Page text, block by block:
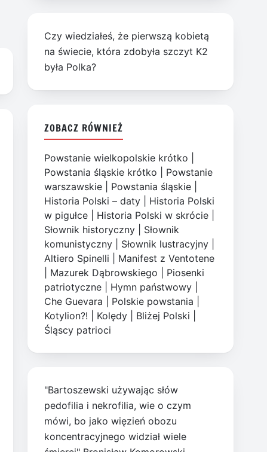
Czy wiedziałeś, że pierwszą kobietą
na świecie, która zdobyła szczyt K2
była Polka?
ZOBACZ RÓWNIEŻ
Powstanie wielkopolskie krótko
Powstania śląskie krótko
Powstanie
warszawskie
Powstania śląskie
Historia Polski – daty
Historia Polski
w pigułce
Historia Polski w skrócie
Słownik historyczny
Słownik
komunistyczny
Słownik lustracyjny
Altiero Spinelli
Manifest z Ventotene
Mazurek Dąbrowskiego
Piosenki
patriotyczne
Hymn państwowy
Che Guevara
Polskie powstania
Kotylion?!
Kolędy Bliżej Polski
Śląscy patrioci
"Bartoszewski używając słów
pedofilia i nekrofilia, wie o czym
mówi, bo jako więzień obozu
koncentracyjnego widział wiele